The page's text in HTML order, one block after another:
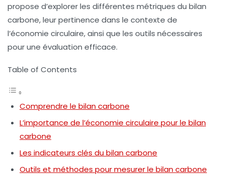
propose d’explorer les différentes métriques du bilan
carbone, leur pertinence dans le contexte de
l’économie circulaire, ainsi que les outils nécessaires
pour une évaluation efficace.
Table of Contents
Comprendre le bilan carbone
L’importance de l’économie circulaire pour le bilan
carbone
Les indicateurs clés du bilan carbone
Outils et méthodes pour mesurer le bilan carbone